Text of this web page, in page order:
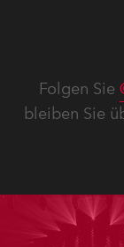
Folgen Sie
bleiben Sie